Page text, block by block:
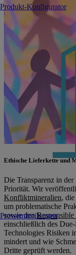
Produkt-Konfigurator
Pressemitteilungen
Ethische Lieferkette und
Die Transparenz in
Priorität. Wir
Konfliktmineralien,
um problematische
sowie den
einschließlich des
Technologies Risiken
mindert und wie
Dritte geprüft werden.